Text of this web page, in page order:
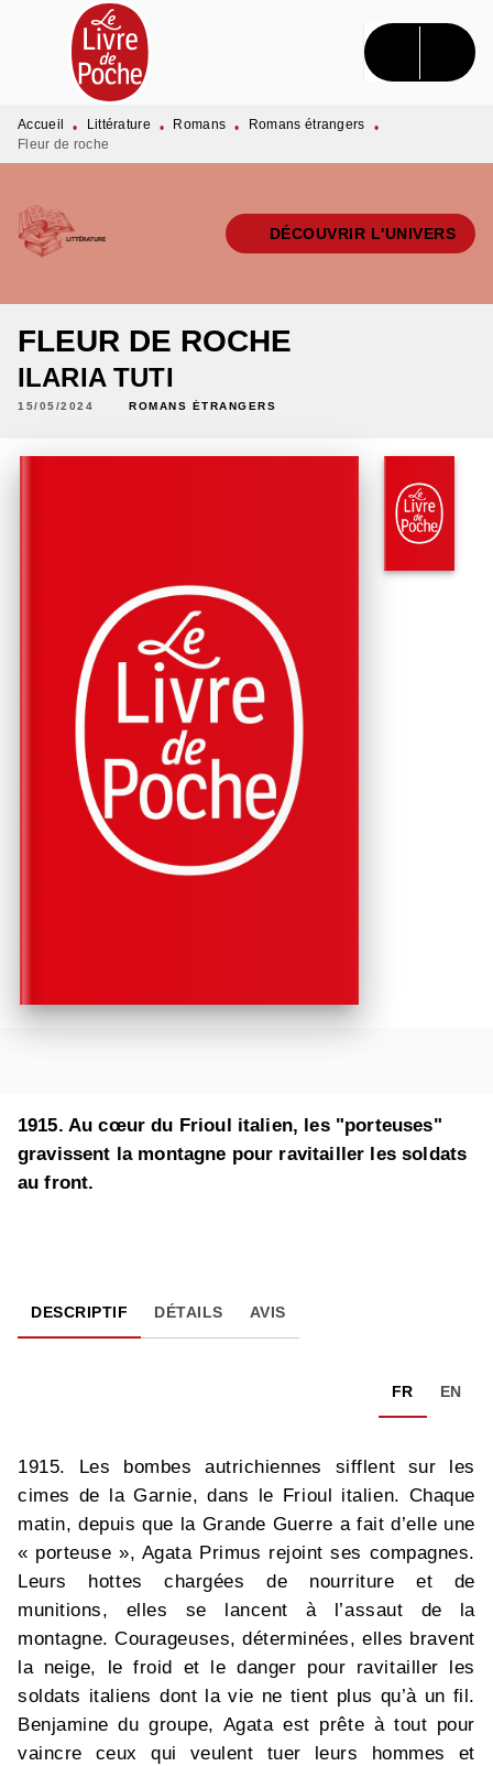
MENU RECHERCHE CONTENU
PIED DE PAGE
Accueil • Littérature • Romans • Romans étrangers
•
Fleur de roche
DÉCOUVRIR L'UNIVERS
FLEUR DE ROCHE
ILARIA TUTI
15/05/2024 ROMANS ÉTRANGERS
1915. Au cœur du Frioul italien, les "porteuses"
gravissent la montagne pour ravitailler les soldats
au front.
DESCRIPTIF DÉTAILS AVIS
FR EN
1915. Les bombes autrichiennes sifflent sur les
cimes de la Garnie, dans le Frioul italien. Chaque
matin, depuis que la Grande Guerre a fait d’elle une
« porteuse », Agata Primus rejoint ses compagnes.
Leurs hottes chargées de nourriture et de
munitions, elles se lancent à l’assaut de la
montagne. Courageuses, déterminées, elles bravent
la neige, le froid et le danger pour ravitailler les
soldats italiens dont la vie ne tient plus qu’à un fil.
Benjamine du groupe, Agata est prête à tout pour
vaincre ceux qui veulent tuer leurs hommes et